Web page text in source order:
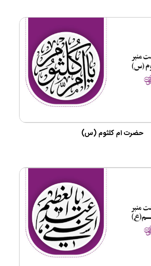
حضرت ام کلثوم (س)